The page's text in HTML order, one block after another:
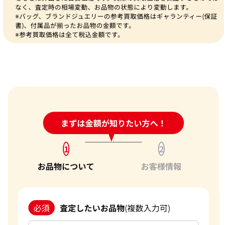
なく、査定時の相場変動、お品物の状態により変動します。
※バッグ、ブランドジュエリーの参考買取価格はギャランティー(保証
書)、付属品が揃ったお品物の金額です。
※参考買取価格は全て税込金額です。
まずは金額が知りたい方へ！
24時間受付中!問い合わせフォーム
1
お品物について
2
お客様情報
必須 査定したいお品物(複数入力可)